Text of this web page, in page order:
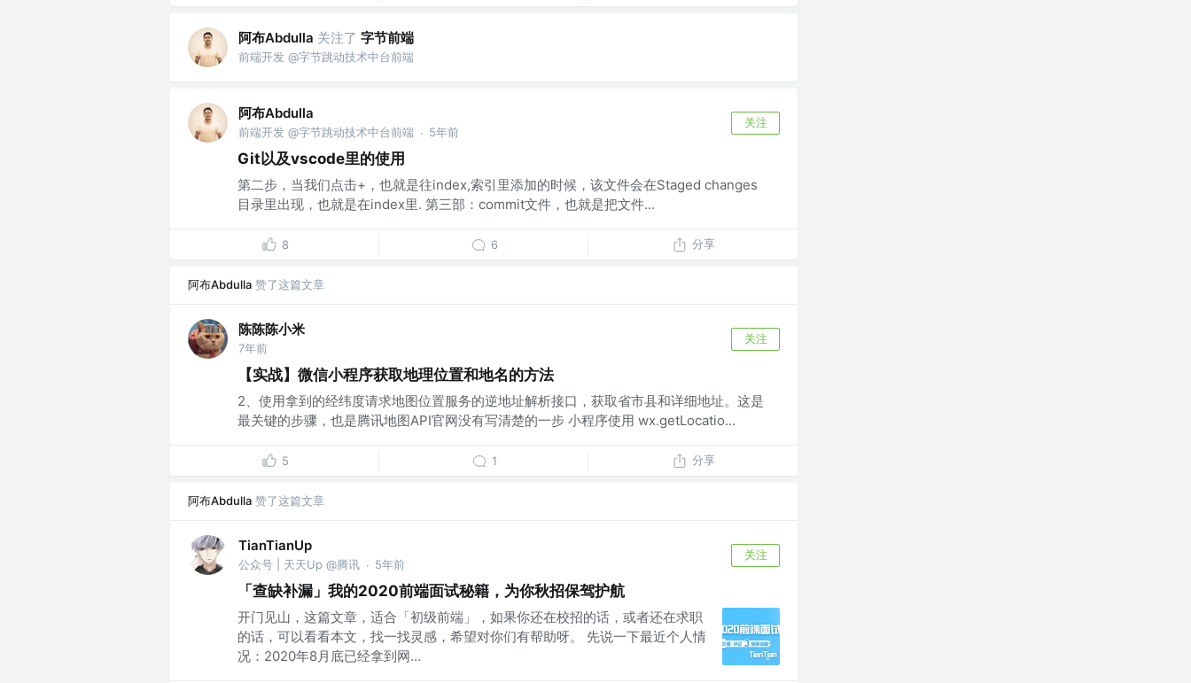
阿布Abdulla 关注了 字节前端
前端开发 @字节跳动技术中台前端
阿布Abdulla
前端开发 @字节跳动技术中台前端 · 5年前
关注
Git以及vscode里的使用
第二步，当我们点击+，也就是往index,索引里添加的时候，该文件会在Staged changes
目录里出现，也就是在index里. 第三部：commit文件，也就是把文件...
8 6 分享
阿布Abdulla 赞了这篇文章
陈陈陈小米
7年前
关注
【实战】微信小程序获取地理位置和地名的方法
2、使用拿到的经纬度请求地图位置服务的逆地址解析接口，获取省市县和详细地址。这是
最关键的步骤，也是腾讯地图API官网没有写清楚的一步 小程序使用 wx.getLocatio...
5 1 分享
阿布Abdulla 赞了这篇文章
TianTianUp
公众号 | 天天Up @腾讯 · 5年前
关注
「查缺补漏」我的2020前端面试秘籍，为你秋招保驾护航
开门见山，这篇文章，适合「初级前端」，如果你还在校招的话，或者还在求职
的话，可以看看本文，找一找灵感，希望对你们有帮助呀。 先说一下最近个人情
况：2020年8月底已经拿到网...